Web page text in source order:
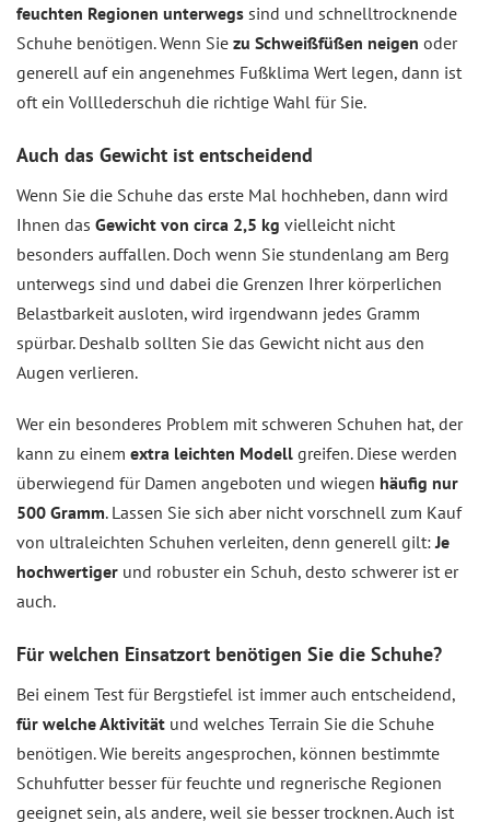
feuchten Regionen unterwegs sind und schnelltrocknende
Schuhe benötigen. Wenn Sie zu Schweißfüßen neigen oder
generell auf ein angenehmes Fußklima Wert legen, dann ist
oft ein Volllederschuh die richtige Wahl für Sie.
Auch das Gewicht ist entscheidend
Wenn Sie die Schuhe das erste Mal hochheben, dann wird
Ihnen das Gewicht von circa 2,5 kg vielleicht nicht
besonders auffallen. Doch wenn Sie stundenlang am Berg
unterwegs sind und dabei die Grenzen Ihrer körperlichen
Belastbarkeit ausloten, wird irgendwann jedes Gramm
spürbar. Deshalb sollten Sie das Gewicht nicht aus den
Augen verlieren.
Wer ein besonderes Problem mit schweren Schuhen hat, der
kann zu einem extra leichten Modell greifen. Diese werden
überwiegend für Damen angeboten und wiegen häufig nur
500 Gramm. Lassen Sie sich aber nicht vorschnell zum Kauf
von ultraleichten Schuhen verleiten, denn generell gilt: Je
hochwertiger und robuster ein Schuh, desto schwerer ist er
auch.
Für welchen Einsatzort benötigen Sie die Schuhe?
Bei einem Test für Bergstiefel ist immer auch entscheidend,
für welche Aktivität und welches Terrain Sie die Schuhe
benötigen. Wie bereits angesprochen, können bestimmte
Schuhfutter besser für feuchte und regnerische Regionen
geeignet sein, als andere, weil sie besser trocknen. Auch ist